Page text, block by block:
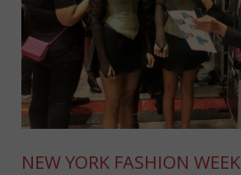
NEW YORK FASHION WEEK